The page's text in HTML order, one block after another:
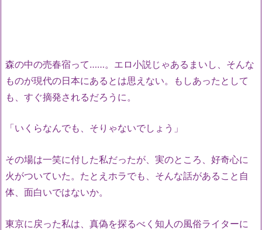
森の中の売春宿って……。エロ小説じゃあるまいし、そんな
ものが現代の日本にあるとは思えない。もしあったとして
も、すぐ摘発されるだろうに。
「いくらなんでも、そりゃないでしょう」
その場は一笑に付した私だったが、実のところ、好奇心に
火がついていた。たとえホラでも、そんな話があること自
体、面白いではないか。
東京に戻った私は、真偽を探るべく知人の風俗ライターに